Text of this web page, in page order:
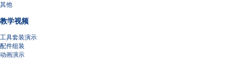
其他
教学视频
工具套装演示
配件组装
动画演示